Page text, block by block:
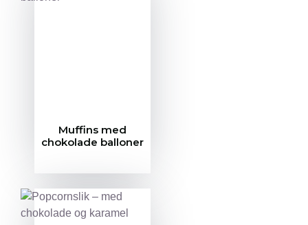
Muffins med
chokolade balloner